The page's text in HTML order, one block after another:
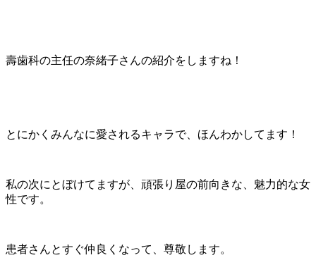
壽歯科の主任の奈緒子さんの紹介をしますね！
とにかくみんなに愛されるキャラで、ほんわかしてます！
私の次にとぼけてますが、頑張り屋の前向きな、魅力的な女
性です。
患者さんとすぐ仲良くなって、尊敬します。